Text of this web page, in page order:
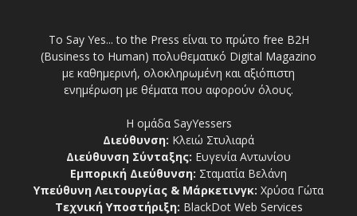
Το Say Yes... to the Press είναι το πρώτο free Β2Η
(Business to Human) πολυθεματικό Digital Magazino
με καθημερινή, ολοκληρωμένη και αξιόπιστη
ενημέρωση με θέματα που αφορούν όλους.
Η ομάδα SayYessers
Διεύθυνση: Κλειώ Στυλιαρά
Διεύθυνση Σύνταξης: Ευγενία Αντωνίου
Εμπορική Διεύθυνση: Σταματία Βελάνη
Υπεύθυνη Λειτουργίας & Μάρκετινγκ: Χρύσα Γώτα
Τεχνική Υποστήριξη: BlackDot Web Services